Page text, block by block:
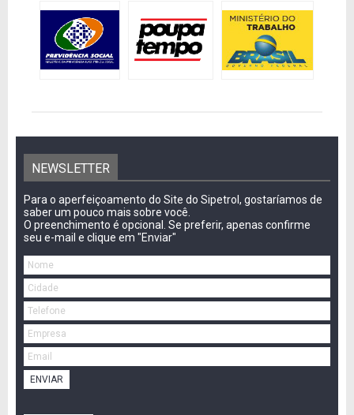
NEWSLETTER
Para o aperfeiçoamento do Site do Sipetrol, gostaríamos de
saber um pouco mais sobre você.
O preenchimento é opcional. Se preferir, apenas confirme
seu e-mail e clique em "Enviar"
ENVIAR